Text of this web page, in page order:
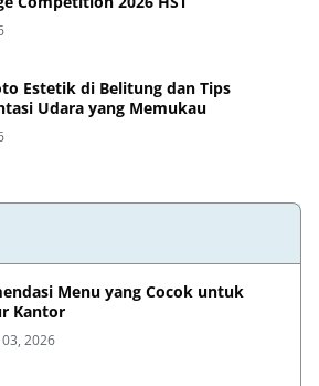
Estetik di Belitung dan Tips
Udara yang Memukau
Menu yang Cocok untuk
Kantor
2026